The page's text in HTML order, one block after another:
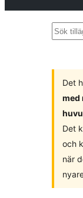
Sök
Det
med
Det
och
när